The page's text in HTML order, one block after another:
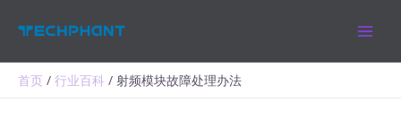
首页 行业百科 射频模块故障处理办法